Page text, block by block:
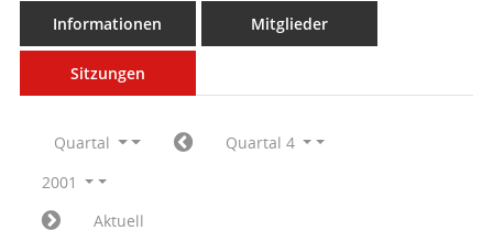
Informationen Mitglieder
Sitzungen
Quartal
Quartal 4
2001
Aktuell